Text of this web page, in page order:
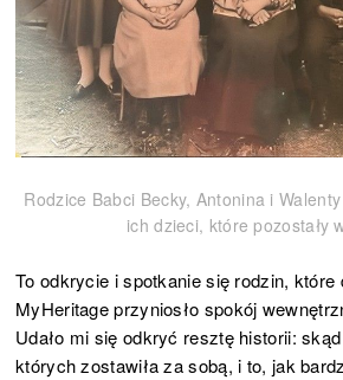
Rodzice Babci Becky, Antonina i
ich dzieci, które pozostały
To odkrycie i spotkanie się rodzin, które
MyHeritage przyniosło spokój
Udało mi się odkryć resztę historii:
których zostawiła za sobą, i to, jak